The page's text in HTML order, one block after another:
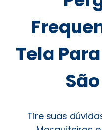
Tela
Tire suas